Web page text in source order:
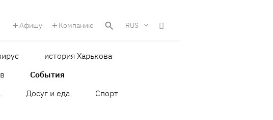
Афишу Компанию RUS
история Харькова
События
Досуг и еда
Спорт